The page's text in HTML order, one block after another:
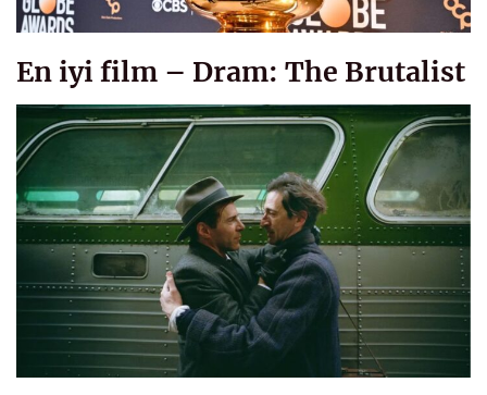
En iyi film – Dram: The Brutalist